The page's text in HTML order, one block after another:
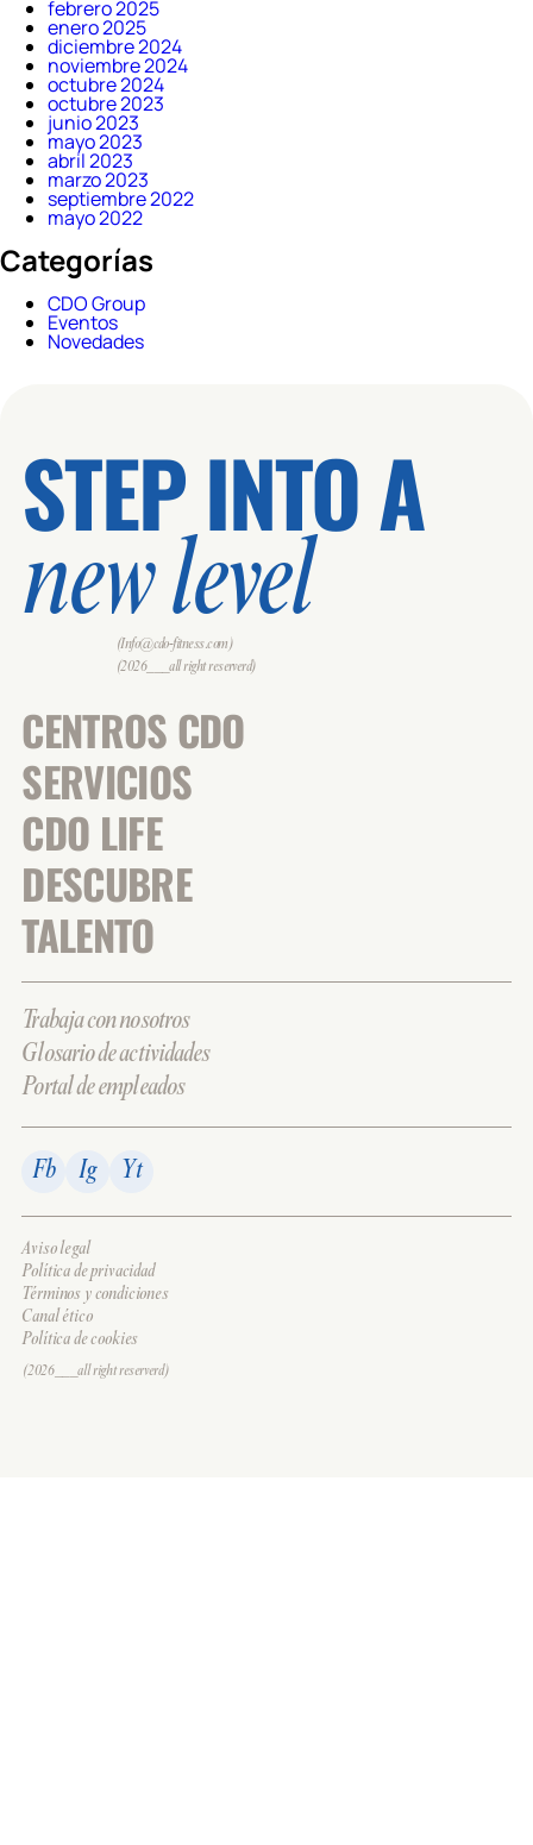
febrero 2025
enero 2025
diciembre 2024
noviembre 2024
octubre 2024
octubre 2023
junio 2023
mayo 2023
abril 2023
marzo 2023
septiembre 2022
mayo 2022
Categorías
CDO Group
Eventos
Novedades
STEP INTO A
new level
(Info@cdo-fitness.com)
(2026___all right reserverd)
CENTROS CDO
SERVICIOS
CDO LIFE
DESCUBRE
TALENTO
Trabaja con nosotros
Glosario de actividades
Portal de empleados
Fb Ig Yt
Aviso legal
Política de privacidad
Términos y condiciones
Canal ético
Política de cookies
(2026___all right reserverd)